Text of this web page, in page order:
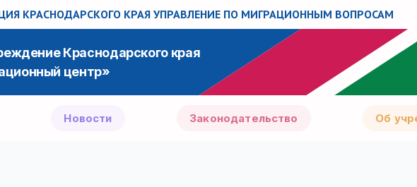
КРАСНОДАРСКОГО КРАЯ УПРАВЛЕНИЕ ПО МИГРАЦИОННЫМ ВОПРОСАМ
Краснодарского края
центр»
Новости Законодательство Об
Федерации от 23 декабря 2023 г. № 2267
17 января 2007 г. № 21